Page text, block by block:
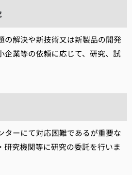
解決や新技術又は新製品の開発
企業等の依頼に応じて、研究、試
ーにて対応困難であるが重要な
研究機関等に研究の委託を行いま